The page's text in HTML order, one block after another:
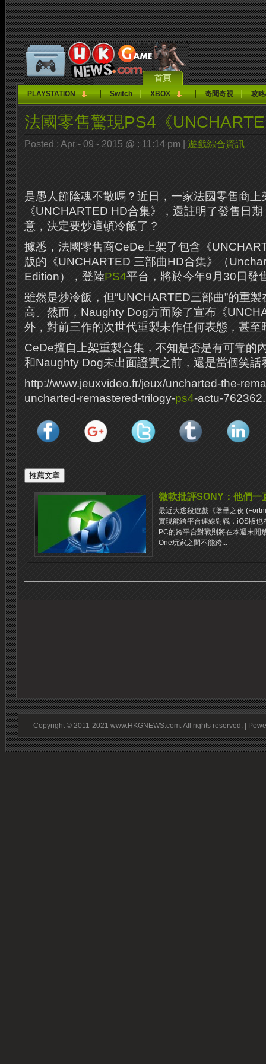
首頁
PLAYSTATION Switch XBOX 奇聞奇視 攻
法國零售驚現PS4《
Posted : Apr - 09 - 2015 @ : 11:14 pm | 遊戲綜合資訊
是愚人節陰魂不散嗎？近日，一家法國零售商上
《UNCHARTED HD合集》，還註明了發售日
意，決定要炒這頓冷飯了？
據悉，法國零售商CeDe上架了包含《
版的《UNCHARTED 三部曲HD合集》（
Edition），登陸PS4平台，將於今年9月30日發
雖然是炒冷飯，但“UNCHARTED三部曲”的重
高。然而，Naughty Dog方面除了宣布《
外，對前三作的次世代重製未作任何表態，甚至
CeDe擅自上架重製合集，不知是否是有可靠的
和Naughty Dog未出面證實之前，還是當個笑話
http://www.jeuxvideo.fr/jeux/uncharted-the-
uncharted-remastered-trilogy-ps4-actu-
微軟批評SONY：他們一
最近大逃殺遊戲《堡壘之夜
實現能跨平台連線對戰，iOS版
PC的跨平台對戰則將在本週末開
One玩家之間不能跨...
Copyright © 2011-2021 www.HKGNEWS.com. All rights reserved. |